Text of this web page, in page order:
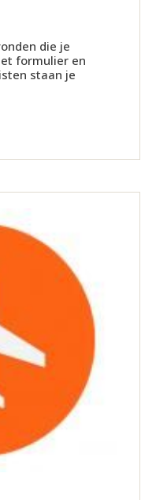
die je
formulier en
staan je